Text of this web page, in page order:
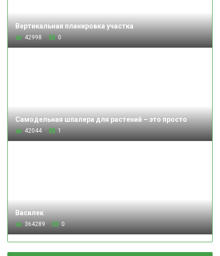
Вертикальная планировка участка
42998 0
Самодельная шпалера для растений – это просто
42044 1
Василек
364289 0